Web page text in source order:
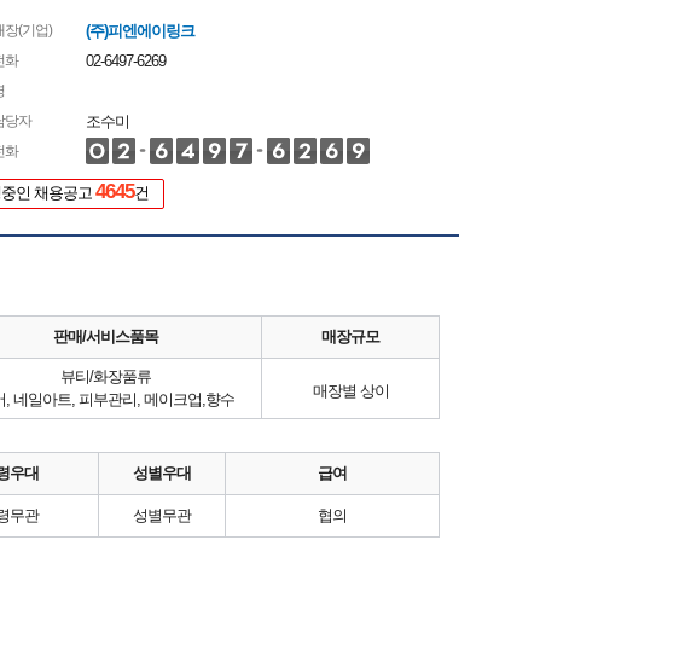
장(기업) (주)피엔에이링크
화 02-6497-6269
당자
조수미
화
인 채용공고4645건
판매/서비스품목 매장규모
뷰티/화장품류
, 네일아트, 피부관리, 메이크업,향수
매장별 상이
우대 성별우대 급여
무관 성별무관 협의